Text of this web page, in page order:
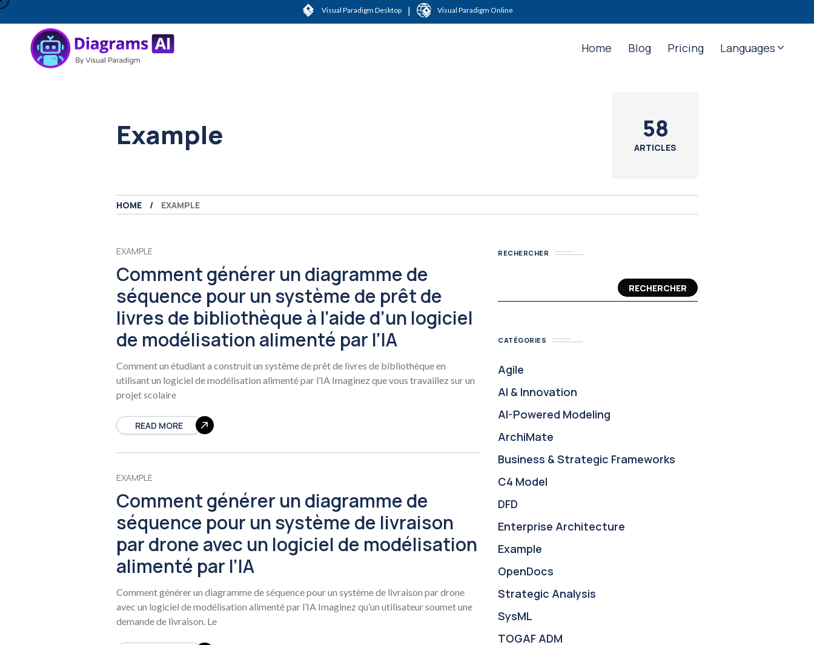
Visual Paradigm Desktop | Visual Paradigm Online
Home Blog Pricing Languages
Example 58
ARTICLES
HOME EXAMPLE
EXAMPLE
Comment générer un diagramme de
séquence pour un système de prêt de
livres de bibliothèque à l’aide d’un logiciel
de modélisation alimenté par l’IA
Comment un étudiant a construit un système de prêt de livres de bibliothèque en
utilisant un logiciel de modélisation alimenté par l’IA Imaginez que vous travaillez sur un
projet scolaire
READ MORE
EXAMPLE
Comment générer un diagramme de
séquence pour un système de livraison
par drone avec un logiciel de modélisation
alimenté par l’IA
Comment générer un diagramme de séquence pour un système de livraison par drone
avec un logiciel de modélisation alimenté par l’IA Imaginez qu’un utilisateur soumet une
demande de livraison. Le
RECHERCHER
RECHERCHER
CATÉGORIES
Agile
AI & Innovation
AI-Powered Modeling
ArchiMate
Business & Strategic Frameworks
C4 Model
DFD
Enterprise Architecture
Example
OpenDocs
Strategic Analysis
SysML
TOGAF ADM